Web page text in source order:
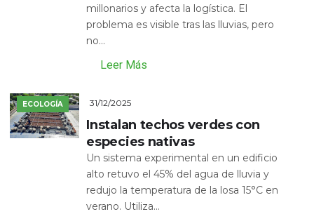
millonarios y afecta la logística. El
problema es visible tras las lluvias, pero
no...
Leer Más
ECOLOGÍA 31/12/2025
Instalan techos verdes con
especies nativas
Un sistema experimental en un edificio
alto retuvo el 45% del agua de lluvia y
redujo la temperatura de la losa 15°C en
verano. Utiliza...